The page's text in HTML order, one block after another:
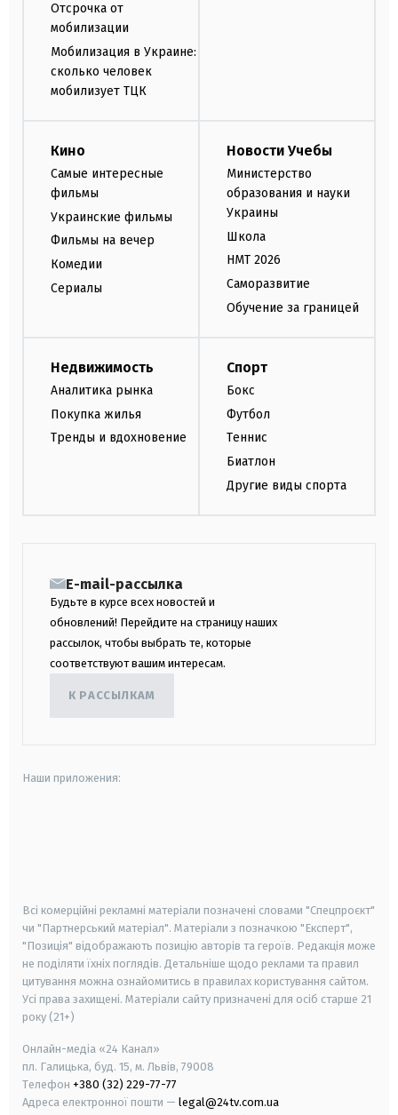
Отсрочка от
мобилизации
Мобилизация в Украине:
сколько человек
мобилизует ТЦК
Кино
Самые интересные
фильмы
Украинские фильмы
Фильмы на вечер
Комедии
Сериалы
Новости Учебы
Министерство
образования и науки
Украины
Школа
НМТ 2026
Саморазвитие
Обучение за границей
Недвижимость
Аналитика рынка
Покупка жилья
Тренды и вдохновение
Спорт
Бокс
Футбол
Теннис
Биатлон
Другие виды спорта
E-mail-рассылка
Будьте в курсе всех новостей и
обновлений! Перейдите на страницу наших
рассылок, чтобы выбрать те, которые
соответствуют вашим интересам.
К РАССЫЛКАМ
Наши приложения:
Всі комерційні рекламні матеріали позначені словами "Спецпроєкт"
чи "Партнерський матеріал". Матеріали з позначкою "Експерт",
"Позиція" відображають позицію авторів та героїв. Редакція може
не поділяти їхніх поглядів. Детальніше щодо реклами та правил
цитування можна ознайомитись в правилах користування сайтом.
Усі права захищені. Матеріали сайту призначені для осіб старше 21
року (21+)
Онлайн-медіа «24 Канал»
пл. Галицька, буд. 15, м. Львів, 79008
Телефон +380 (32) 229-77-77
Адреса електронної пошти — legal@24tv.com.ua